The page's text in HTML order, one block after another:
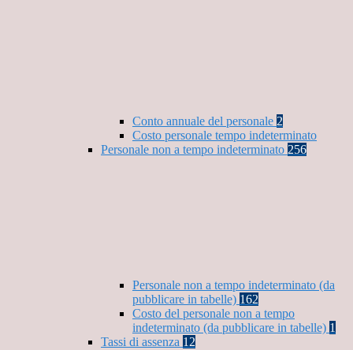
Conto annuale del personale 2
Costo personale tempo indeterminato
Personale non a tempo indeterminato 256
Personale non a tempo indeterminato (da
pubblicare in tabelle) 162
Costo del personale non a tempo
indeterminato (da pubblicare in tabelle) 1
Tassi di assenza 12